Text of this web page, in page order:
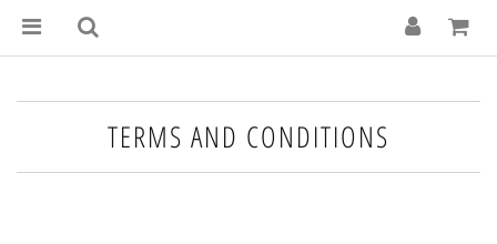
TERMS AND CONDITIONS